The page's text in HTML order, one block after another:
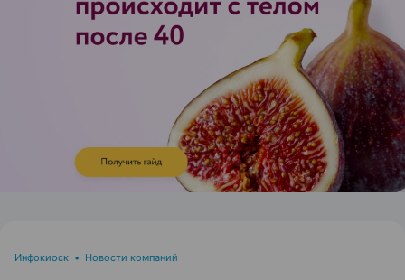
ЭФФЕКТИВНАЯ РЕКЛАМА НА САЙТЕ
Инфокиоск • Новости компаний